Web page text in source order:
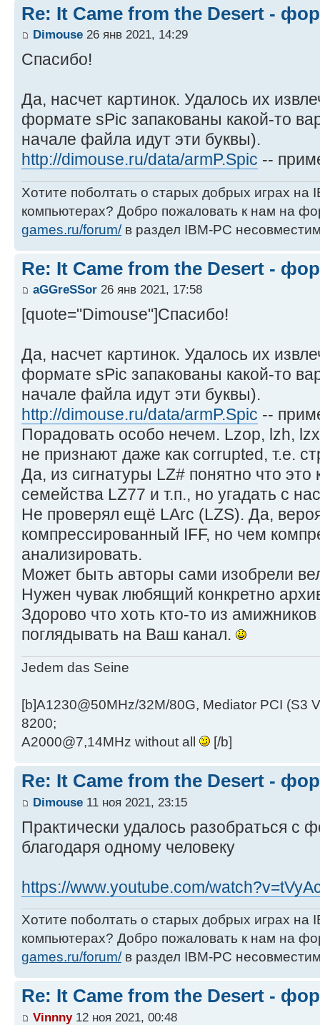
Re: It Came from the Desert -
Dimouse 26 янв 2021, 14:29
Спасибо!
Да, насчет картинок. Удалось их
формате sPic запакованы какой-то
начале файла идут эти буквы).
http://dimouse.ru/data/armP.Spic --
Хотите поболтать о старых добрых играх на
компьютерах? Добро пожаловать к нам на
games.ru/forum/в раздел IBM-PC
Re: It Came from the Desert -
aGGreSSor 26 янв 2021, 17:58
[quote="Dimouse"]Спасибо!
Да, насчет картинок. Удалось их
формате sPic запакованы какой-то
начале файла идут эти буквы).
http://dimouse.ru/data/armP.Spic --
Порадовать особо нечем. Lzop, lzh,
не признают даже как corrupted, т.е.
Да, из сигнатуры LZ# понятно что это
семейства LZ77 и т.п., но угадать с
Не проверял ещё LArc (LZS). Да,
компрессированный IFF, но чем
анализировать.
Может быть авторы сами изобрели
Нужен чувак любящий конкретно
Здорово что хоть кто-то из
поглядывать на Ваш канал.
Jedem das Seine
[b]A1230@50MHz/32M/80G, Mediator PCI (S3
8200;
A2000@7,14MHz without all
[/b]
Re: It Came from the Desert -
Dimouse 11 ноя 2021, 23:15
Практически удалось разобраться с
благодаря одному человеку
https://www.youtube.com/
Хотите поболтать о старых добрых играх на
компьютерах? Добро пожаловать к нам на
games.ru/forum/в раздел IBM-PC
Re: It Came from the Desert -
Vinnny12 ноя 2021, 00:48